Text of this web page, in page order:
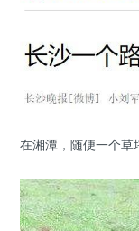
在湘潭，随便一个草